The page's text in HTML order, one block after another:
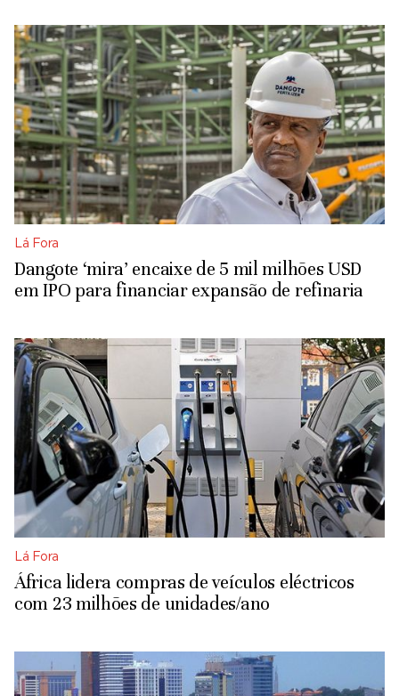
Lá Fora
Dangote ‘mira’ encaixe de 5 mil milhões USD
em IPO para financiar expansão de refinaria
Lá Fora
África lidera compras de veículos eléctricos
com 23 milhões de unidades/ano